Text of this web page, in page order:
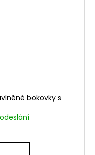
bokovky s